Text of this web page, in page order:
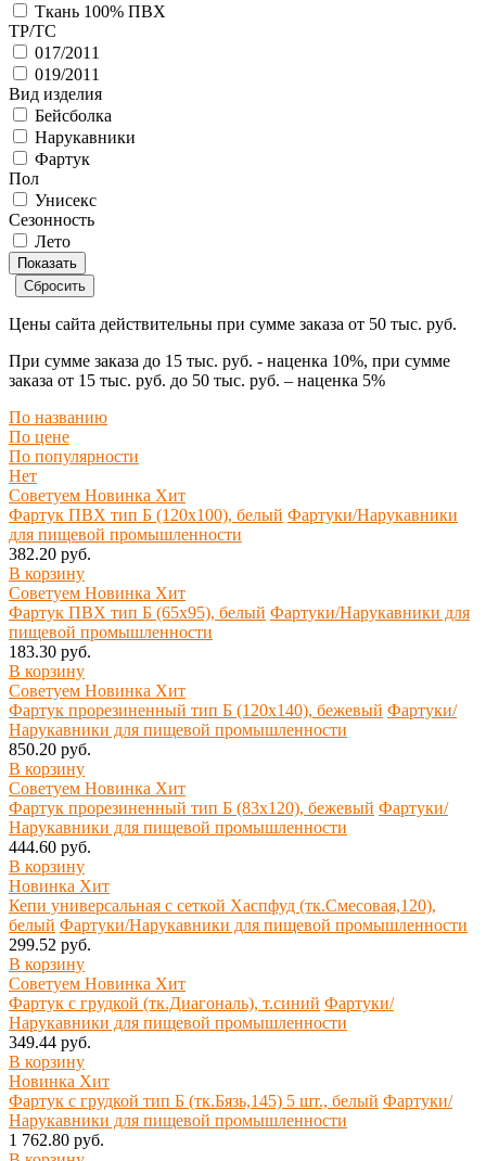
Ткань 100% ПВХ
ТР/ТС
017/2011
019/2011
Вид изделия
Бейсболка
Нарукавники
Фартук
Пол
Унисекс
Сезонность
Лето
Цены сайта действительны при сумме заказа от 50 тыс. руб.
При сумме заказа до 15 тыс. руб. - наценка 10%, при сумме
заказа от 15 тыс. руб. до 50 тыс. руб. – наценка 5%
По названию
По цене
По популярности
Нет
Советуем Новинка Хит
Фартук ПВХ тип Б (120х100), белый Фартуки/Нарукавники
для пищевой промышленности
382.20 руб.
В корзину
Советуем Новинка Хит
Фартук ПВХ тип Б (65х95), белый Фартуки/Нарукавники для
пищевой промышленности
183.30 руб.
В корзину
Советуем Новинка Хит
Фартук прорезиненный тип Б (120х140), бежевый Фартуки/
Нарукавники для пищевой промышленности
850.20 руб.
В корзину
Советуем Новинка Хит
Фартук прорезиненный тип Б (83x120), бежевый Фартуки/
Нарукавники для пищевой промышленности
444.60 руб.
В корзину
Новинка Хит
Кепи универсальная с сеткой Хаспфуд (тк.Смесовая,120),
белый Фартуки/Нарукавники для пищевой промышленности
299.52 руб.
В корзину
Советуем Новинка Хит
Фартук с грудкой (тк.Диагональ), т.синий Фартуки/
Нарукавники для пищевой промышленности
349.44 руб.
В корзину
Новинка Хит
Фартук с грудкой тип Б (тк.Бязь,145) 5 шт., белый Фартуки/
Нарукавники для пищевой промышленности
1 762.80 руб.